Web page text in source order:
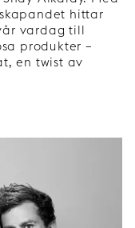
hittar
vardag till
produkter –
en twist av